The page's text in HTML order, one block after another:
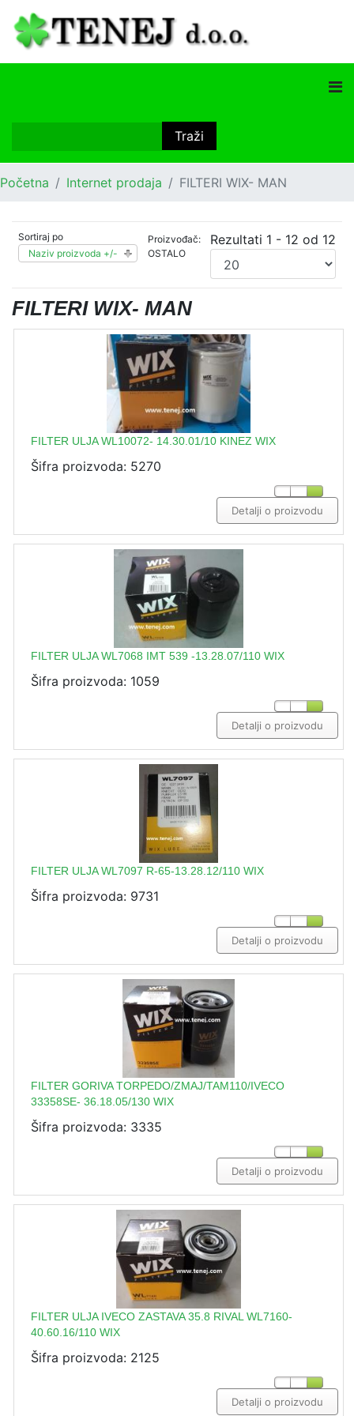
Početna Internet prodaja FILTERI WIX- MAN
Sortiraj po
Naziv proizvoda +/-
Proizvođač:
OSTALO
Rezultati 1 - 12 od 12
FILTERI WIX- MAN
FILTER ULJA WL10072- 14.30.01/10 KINEZ WIX
Šifra proizvoda: 5270
Detalji o proizvodu
FILTER ULJA WL7068 IMT 539 -13.28.07/110 WIX
Šifra proizvoda: 1059
Detalji o proizvodu
FILTER ULJA WL7097 R-65-13.28.12/110 WIX
Šifra proizvoda: 9731
Detalji o proizvodu
FILTER GORIVA TORPEDO/ZMAJ/TAM110/IVECO
33358SE- 36.18.05/130 WIX
Šifra proizvoda: 3335
Detalji o proizvodu
FILTER ULJA IVECO ZASTAVA 35.8 RIVAL WL7160-
40.60.16/110 WIX
Šifra proizvoda: 2125
Detalji o proizvodu